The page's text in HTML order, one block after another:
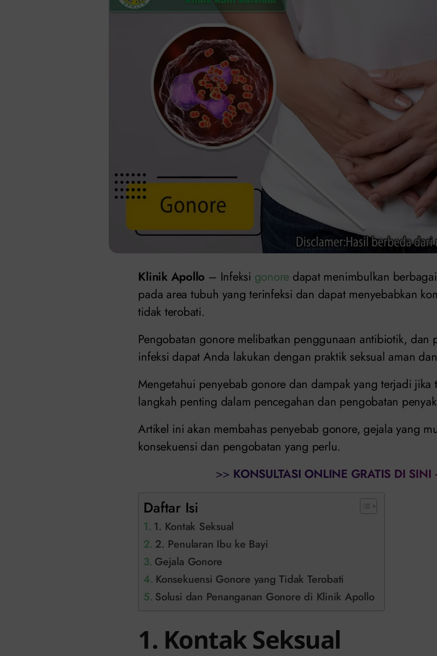
Klinik Apollo – Infeksi gonore dapat menimbulkan
pada area tubuh yang terinfeksi dan dapat menyebabkan
tidak terobati.
Pengobatan gonore melibatkan penggunaan antibiotik, dan
infeksi dapat Anda lakukan dengan praktik seksual aman
Mengetahui penyebab gonore dan dampak yang terjadi jika
langkah penting dalam pencegahan dan pengobatan
Artikel ini akan membahas penyebab gonore, gejala yang
konsekuensi dan pengobatan yang perlu.
>> KONSULTASI ONLINE GRATIS DI SINI
Daftar Isi
1. Kontak Seksual
2. Penularan Ibu ke Bayi
Gejala Gonore
Konsekuensi Gonore yang Tidak Terobati
Solusi dan Penanganan Gonore di Klinik Apollo
1. Kontak Seksual